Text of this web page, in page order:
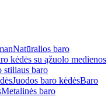
Natūralios baro
kėdės su ąžuolo medienos
stiliaus baro
Juodos baro kėdėsBaro
Metalinės baro